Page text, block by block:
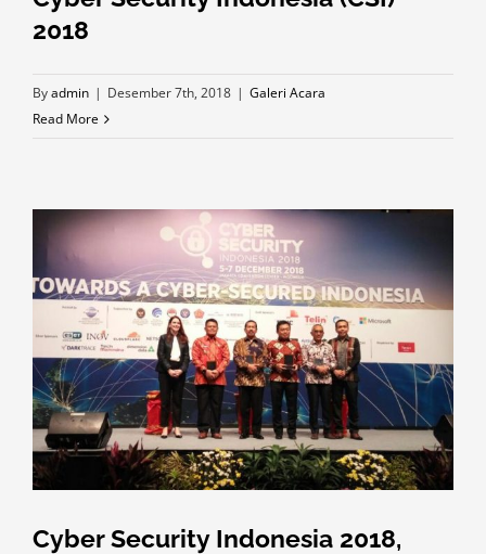
2018
Byadmin | Desember 7th, 2018 | Galeri Acara
Read More
Cyber Security Indonesia 2018,